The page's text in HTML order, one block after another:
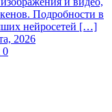
Подробности в
нейросетей […]
2026
0